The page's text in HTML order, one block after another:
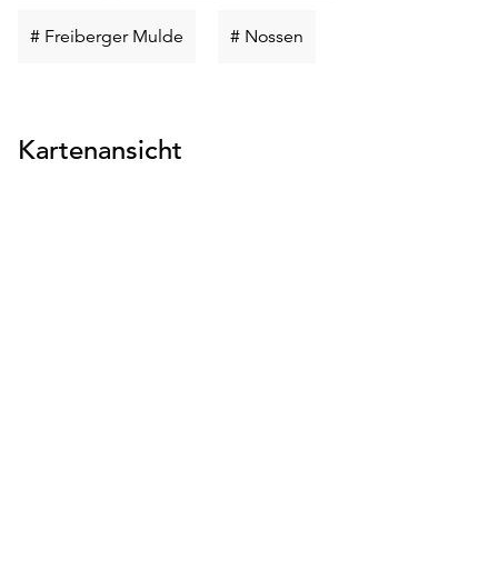
# Freiberger Mulde Schlüsselwort
# Nossen
Kartenansicht